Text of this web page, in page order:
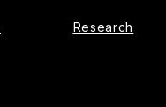
Research